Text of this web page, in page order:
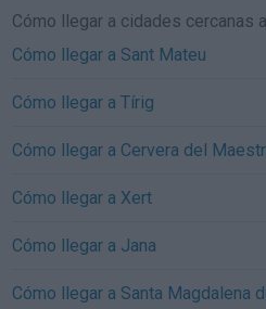
Cómo llegar a cidades cercanas
Cómo llegar a Sant Mateu
Cómo llegar a Tírig
Cómo llegar a Cervera del
Cómo llegar a Xert
Cómo llegar a Jana
Cómo llegar a Santa Magdalena